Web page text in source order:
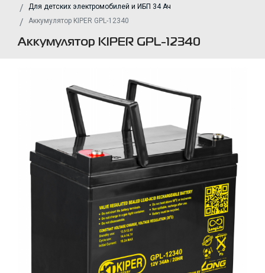
Для детских электромобилей и ИБП 34 Ач
Аккумулятор KIPER GPL-12340
Аккумулятор KIPER GPL-12340